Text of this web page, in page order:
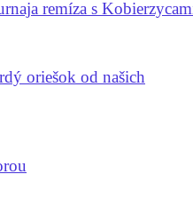
remíza s
oriešok od našich